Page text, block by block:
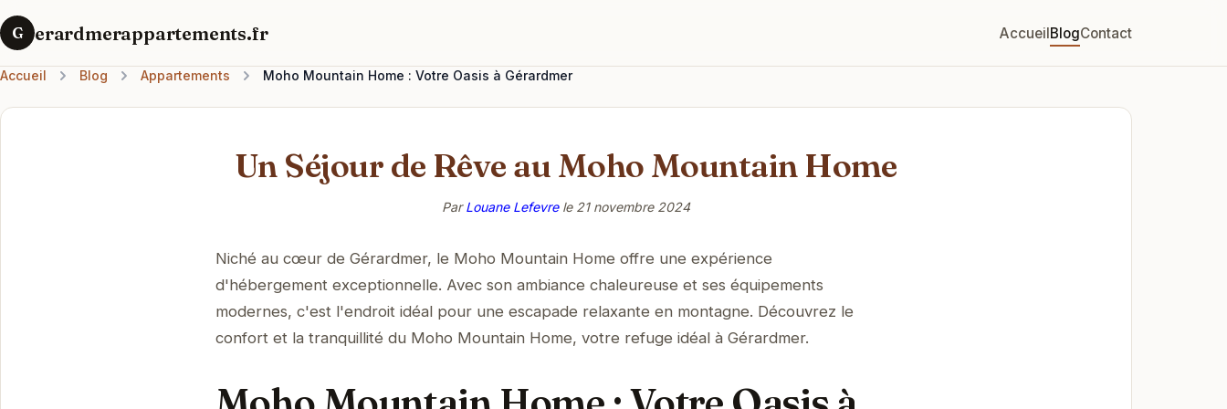
G erardmerappartements.fr AccueilBlogContact
Accueil Blog Appartements Moho Mountain Home : Votre Oasis à Gérardmer
Un Séjour de Rêve au Moho Mountain Home
ParLouane Lefevrele 21 novembre 2024
Niché au cœur de Gérardmer, le Moho Mountain Home offre une expérience
d'hébergement exceptionnelle. Avec son ambiance chaleureuse et ses équipements
modernes, c'est l'endroit idéal pour une escapade relaxante en montagne. Découvrez le
confort et la tranquillité du Moho Mountain Home, votre refuge idéal à Gérardmer.